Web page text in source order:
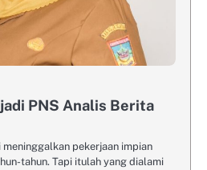
PNS Analis Berita
pekerjaan impian
tahun. Tapi itulah yang dialami